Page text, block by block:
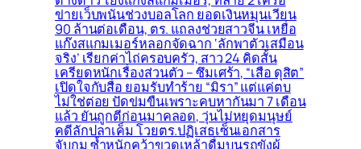
ข่ายเว็บพนันช่วงบอลโลก ยอดเงินหมุนเวียน
90 ล้านต่อเดือน, ตร. แถลงช่วยสาวจีน เหยื่อ
แก๊งสแกมเมอร์หลอกจัดฉาก ‘ลักพาตัวเสมือน
จริง’ เรียกค่าไถ่ครอบครัว, สาว 24 คิดสั้น
เครียดหนักเรื่องส่วนตัว – ซึมเศร้า, “เสือ ดุสิต”
เปิดใจกับสื่อ ยอมรับทำร้าย “มิรา” แต่แค่ตบ
ไม่ใช่ต่อย ปัดข่มขืนเพราะคบหากันมา 7 เดือน
แล้ว ยันถูกตีก่อนมาคลอด, วุ่นไม่หยุดมนุษย์
คดีลักปลาเค็ม โวยตร.ปฏิเสธเซ็นเอกสาร
จับกุม ซ้ำหนักคว้าขวดเหล้าดื่มบนรถขังผู้